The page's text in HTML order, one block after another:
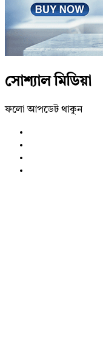
সোশ্যাল মিডিয়া
ফলো আপডেট থাকুন